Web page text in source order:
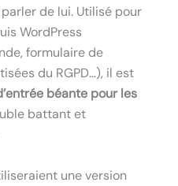
de lui. Utilisé pour
WordPress
formulaire de
du RGPD…), il est
béante pour les
battant et
une version